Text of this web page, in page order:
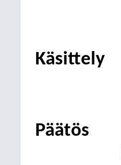
Käsittely
Päätös